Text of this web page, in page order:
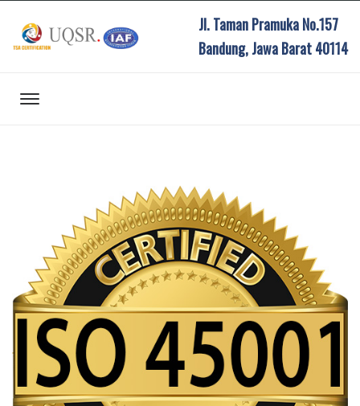
Jl. Taman Pramuka No.157
Bandung, Jawa Barat 40114